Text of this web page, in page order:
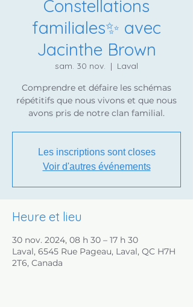
Constellations
familiales✨ avec
Jacinthe Brown
sam. 30 nov.
  |
Laval
Comprendre et défaire les schémas
répétitifs que nous vivons et que nous
avons pris de notre clan familial.
Les inscriptions sont closes
Voir d'autres événements
Heure et lieu
30 nov. 2024, 08 h 30 – 17 h 30
Laval, 6545 Rue Pageau, Laval, QC H7H
2T6, Canada